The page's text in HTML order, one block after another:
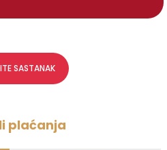
SASTANAK
plaćanja